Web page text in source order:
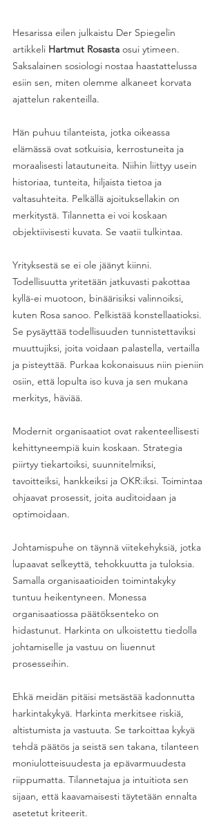
Hesarissa eilen julkaistu Der Spiegelin
artikkeli Hartmut Rosasta osui ytimeen.
Saksalainen sosiologi nostaa haastattelussa
esiin sen, miten olemme alkaneet korvata
ajattelun rakenteilla.
Hän puhuu tilanteista, jotka oikeassa
elämässä ovat sotkuisia, kerrostuneita ja
moraalisesti latautuneita. Niihin liittyy usein
historiaa, tunteita, hiljaista tietoa ja
valtasuhteita. Pelkällä ajoituksellakin on
merkitystä. Tilannetta ei voi koskaan
objektiivisesti kuvata. Se vaatii tulkintaa.
Yrityksestä se ei ole jäänyt kiinni.
Todellisuutta yritetään jatkuvasti pakottaa
kyllä-ei muotoon, binäärisiksi valinnoiksi,
kuten Rosa sanoo. Pelkistää konstellaatioksi.
Se pysäyttää todellisuuden tunnistettaviksi
muuttujiksi, joita voidaan palastella, vertailla
ja pisteyttää. Purkaa kokonaisuus niin pieniin
osiin, että lopulta iso kuva ja sen mukana
merkitys, häviää.
Modernit organisaatiot ovat rakenteellisesti
kehittyneempiä kuin koskaan. Strategia
piirtyy tiekartoiksi, suunnitelmiksi,
tavoitteiksi, hankkeiksi ja OKR:iksi. Toimintaa
ohjaavat prosessit, joita auditoidaan ja
optimoidaan.
Johtamispuhe on täynnä viitekehyksiä, jotka
lupaavat selkeyttä, tehokkuutta ja tuloksia.
Samalla organisaatioiden toimintakyky
tuntuu heikentyneen. Monessa
organisaatiossa päätöksenteko on
hidastunut. Harkinta on ulkoistettu tiedolla
johtamiselle ja vastuu on liuennut
prosesseihin.
Ehkä meidän pitäisi metsästää kadonnutta
harkintakykyä. Harkinta merkitsee riskiä,
altistumista ja vastuuta. Se tarkoittaa kykyä
tehdä päätös ja seistä sen takana, tilanteen
moniulotteisuudesta ja epävarmuudesta
riippumatta. Tilannetajua ja intuitiota sen
sijaan, että kaavamaisesti täytetään ennalta
asetetut kriteerit.